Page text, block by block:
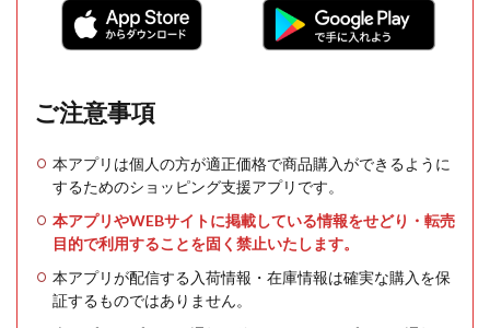
ご注意事項
本アプリは個人の方が適正価格で商品購入ができるように
するためのショッピング支援アプリです。
本アプリやWEBサイトに掲載している情報をせどり・転売
目的で利用することを固く禁止いたします。
本アプリが配信する入荷情報・在庫情報は確実な購入を保
証するものではありません。